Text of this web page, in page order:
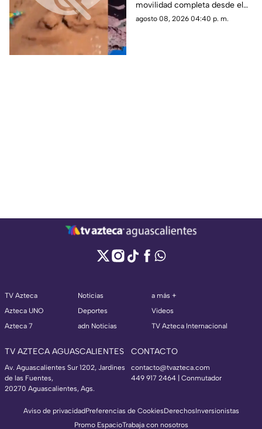
caída que lo deja
parapléjico
movilidad completa desde el
pecho hasta sus piernas
agosto 08, 2026 04:40 p. m.
TV Azteca
Azteca UNO
Azteca 7
Noticias
Deportes
adn Noticias
a más +
Videos
TV Azteca Internacional
TV AZTECA AGUASCALIENTES
Av. Aguascalientes Sur 1202, Jardines
de las Fuentes,
20270 Aguascalientes, Ags.
CONTACTO
contacto@tvazteca.com
449 917 2464 | Conmutador
Aviso de privacidadPreferencias de CookiesDerechosInversionistas
Promo EspacioTrabaja con nosotros